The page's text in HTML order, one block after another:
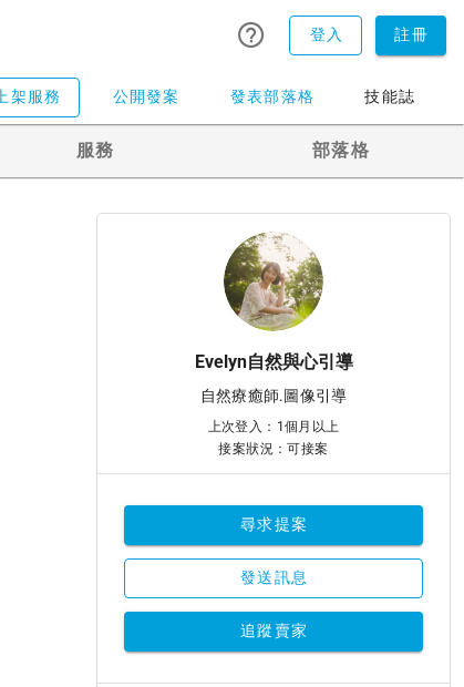
登入 註冊
上架服務 公開發案 發表部落格 技能誌
服務 部落格
Evelyn自然與心引導
自然療癒師.圖像引導
上次登入：1個月以上
接案狀況：可接案
尋求提案
發送訊息
追蹤賣家